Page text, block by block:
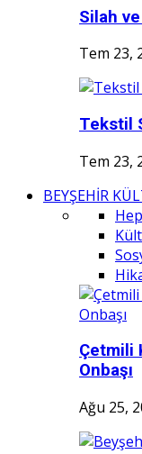
Silah
Tem 23,
Tekstil
Tem 23,
BEYŞEHİR
Çetmili
Onbaşı
Ağu 25,